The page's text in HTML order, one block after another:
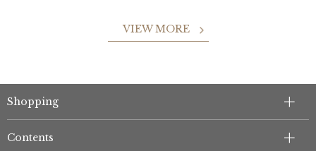
VIEW MORE
Shopping
Contents